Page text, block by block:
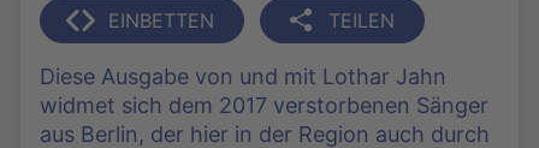
EINBETTEN TEILEN
Diese Ausgabe von und mit Lothar Jahn
widmet sich dem 2017 verstorbenen Sänger
aus Berlin, der hier in der Region auch durch